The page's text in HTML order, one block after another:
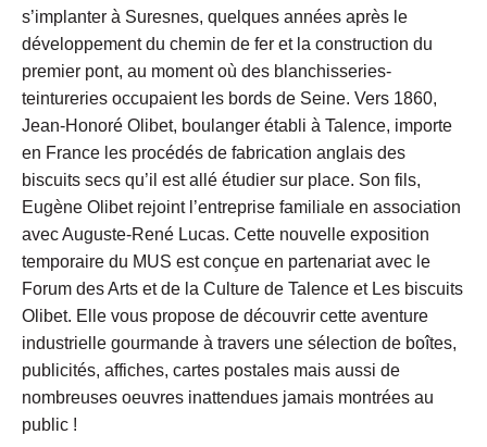
s’implanter à Suresnes, quelques années après le
développement du chemin de fer et la construction du
premier pont, au moment où des blanchisseries-
teintureries occupaient les bords de Seine. Vers 1860,
Jean-Honoré Olibet, boulanger établi à Talence, importe
en France les procédés de fabrication anglais des
biscuits secs qu’il est allé étudier sur place. Son fils,
Eugène Olibet rejoint l’entreprise familiale en association
avec Auguste-René Lucas. Cette nouvelle exposition
temporaire du MUS est conçue en partenariat avec le
Forum des Arts et de la Culture de Talence et Les biscuits
Olibet. Elle vous propose de découvrir cette aventure
industrielle gourmande à travers une sélection de boîtes,
publicités, affiches, cartes postales mais aussi de
nombreuses oeuvres inattendues jamais montrées au
public !